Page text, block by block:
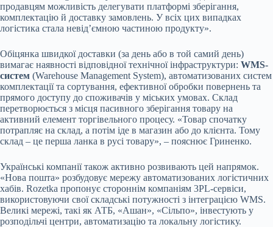
продавцям можливість делегувати платформі зберігання,
комплектацію й доставку замовлень. У всіх цих випадках
логістика стала невід’ємною частиною продукту».
Обіцянка швидкої доставки (за день або в той самий день)
вимагає наявності відповідної технічної інфраструктури: WMS-
систем (Warehouse Management System), автоматизованих систем
комплектації та сортування, ефективної обробки повернень та
прямого доступу до споживачів у міських умовах. Склад
перетворюється з місця пасивного зберігання товару на
активний елемент торгівельного процесу. «Товар спочатку
потрапляє на склад, а потім іде в магазин або до клієнта. Тому
склад – це перша ланка в русі товару», – пояснює Гриненко.
Українські компанії також активно розвивають цей напрямок.
«Нова пошта» розбудовує мережу автоматизованих логістичних
хабів. Rozetka пропонує стороннім компаніям 3PL-сервіси,
використовуючи свої складські потужності з інтеграцією WMS.
Великі мережі, такі як АТБ, «Ашан», «Сільпо», інвестують у
розподільчі центри, автоматизацію та локальну логістику.